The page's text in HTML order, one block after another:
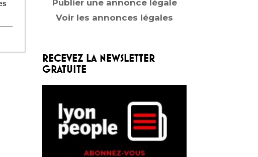
Publier une annonce légale
Voir les annonces légales
RECEVEZ LA NEWSLETTER
GRATUITE